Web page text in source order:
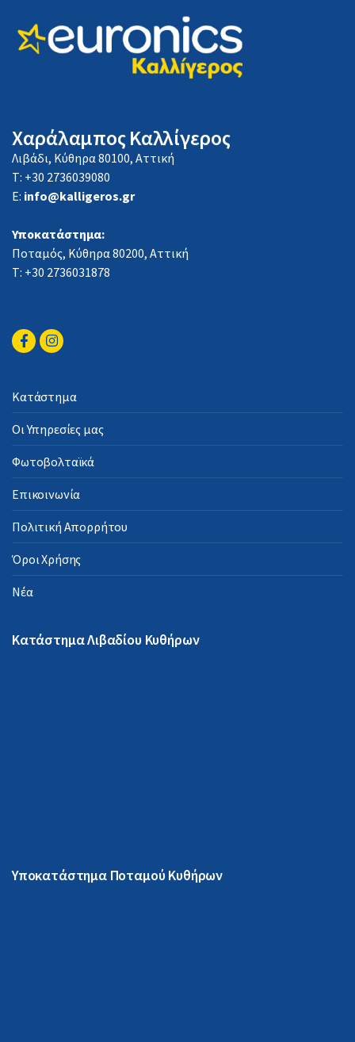
Χαράλαμπος Καλλίγερος
Λιβάδι, Κύθηρα 80100, Αττική
Τ: +30 2736039080
E: info@kalligeros.gr
Υποκατάστημα:
Ποταμός, Κύθηρα 80200, Αττική
Τ: +30 2736031878
Κατάστημα
Οι Υπηρεσίες μας
Φωτοβολταϊκά
Επικοινωνία
Πολιτική Απορρήτου
Όροι Χρήσης
Νέα
Κατάστημα Λιβαδίου Κυθήρων
Υποκατάστημα Ποταμού Κυθήρων